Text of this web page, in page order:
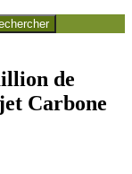
de
Carbone